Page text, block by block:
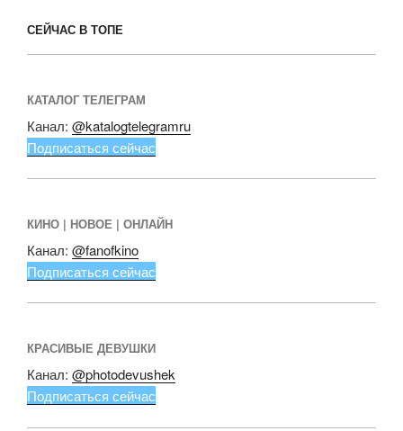
СЕЙЧАС В ТОПЕ
КАТАЛОГ ТЕЛЕГРАМ
Канал: @katalogtelegramru
Подписаться сейчас
КИНО | НОВОЕ | ОНЛАЙН
Канал: @fanofkino
Подписаться сейчас
КРАСИВЫЕ ДЕВУШКИ
Канал: @photodevushek
Подписаться сейчас